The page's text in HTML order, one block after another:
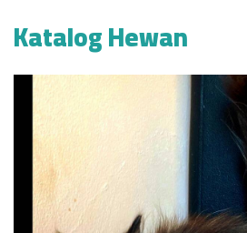
Katalog Hewan